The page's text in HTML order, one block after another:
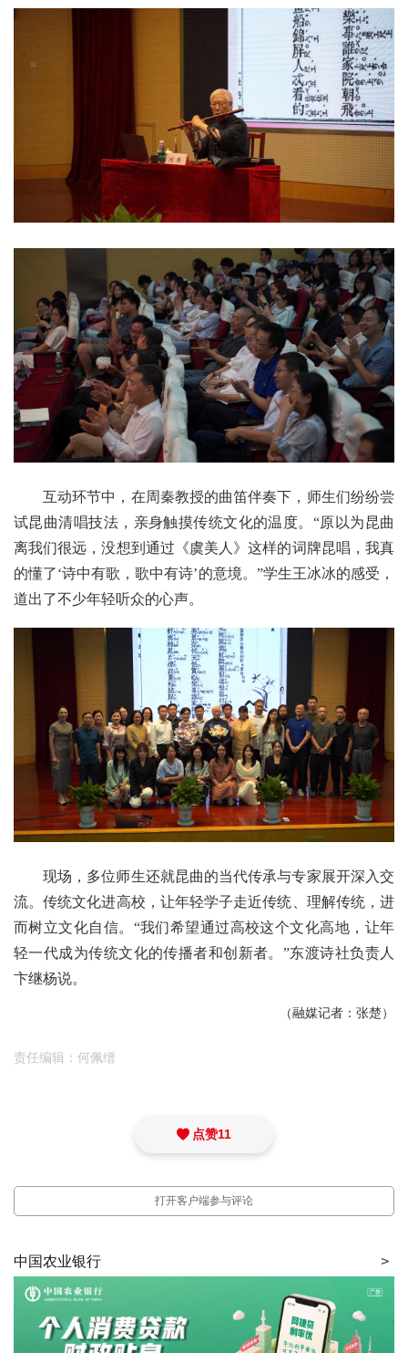
互动环节中，在周秦教授的曲笛伴奏下，师生们纷纷尝
试昆曲清唱技法，亲身触摸传统文化的温度。“原以为昆曲
离我们很远，没想到通过《虞美人》这样的词牌昆唱，我真
的懂了‘诗中有歌，歌中有诗’的意境。”学生王冰冰的感受，
道出了不少年轻听众的心声。
现场，多位师生还就昆曲的当代传承与专家展开深入交
流。传统文化进高校，让年轻学子走近传统、理解传统，进
而树立文化自信。“我们希望通过高校这个文化高地，让年
轻一代成为传统文化的传播者和创新者。”东渡诗社负责人
卞继杨说。
（融媒记者：张楚）
责任编辑：何佩缙
点赞11
打开客户端参与评论
中国农业银行 >